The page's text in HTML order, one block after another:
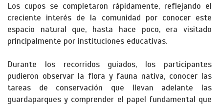
Los cupos se completaron rápidamente, reflejando el
creciente interés de la comunidad por conocer este
espacio natural que, hasta hace poco, era visitado
principalmente por instituciones educativas.
Durante los recorridos guiados, los participantes
pudieron observar la flora y fauna nativa, conocer las
tareas de conservación que llevan adelante las
guardaparques y comprender el papel fundamental que